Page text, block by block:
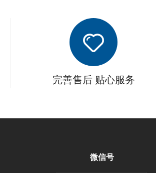
完善售后 贴心服务
微信号